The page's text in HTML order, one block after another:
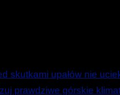
skutkami upałów nie
prawdziwe górskie